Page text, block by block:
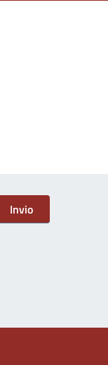
Invio